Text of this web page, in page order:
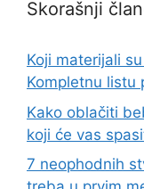
Skorašnji
Koji materijali
Kompletnu listu
Kako oblačiti
koji će vas
7 neophodnih